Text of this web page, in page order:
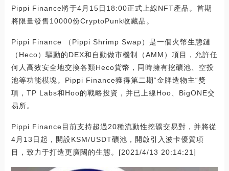
Pippi Finance將于4月15日18:00正式上線NFT產品。首期
將限量發售10000份CryptoPunk收藏品。
Pippi Finance （Pippi Shrimp Swap）是一個火幣生態鏈
（Heco）驅動的DEX和自動做市機制（AMM）項目，允許任
何人高效安全地交換各類Heco貨幣，同時擁有挖礦池、空投
池等功能模塊。Pippi Finance獲得第二期“金牌造物主“獎
項，TP Labs和Hoo的戰略投資，并已上線Hoo、BigONE交
易所。
Pippi Finance目前支持超過20種流動性挖礦交易對，并將從
4月13日起，開設KSM/USDT礦池，開啟引入波卡優質項
目，致力于打造更廣闊的生態。[2021/4/13 20:14:21]